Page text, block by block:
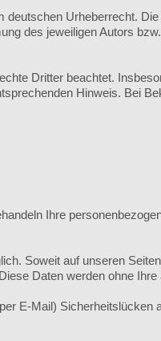
Urheberrecht.
des jeweiligen Autors
Dritter beachtet.
Hinweis. Bei
Ihre
Soweit auf unseren
Daten werden ohne
E-Mail)